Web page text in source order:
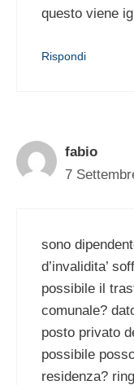
questo viene
Rispondi
fabio
7
sono
d’invalidita’
possibile il
comunale?
posto privato
possibile
residenza?